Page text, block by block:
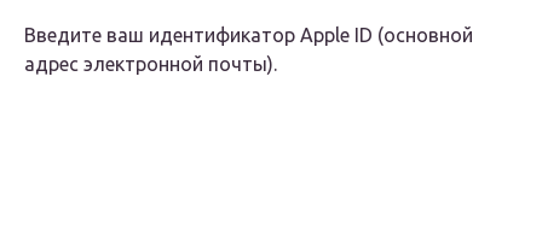
Введите ваш идентификатор Apple ID (основной
адрес электронной почты).